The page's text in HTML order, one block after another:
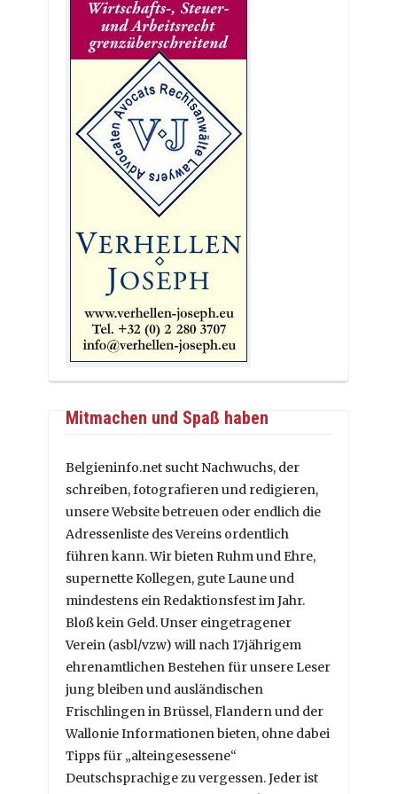
Mitmachen und Spaß haben
Belgieninfo.net sucht Nachwuchs, der
schreiben, fotografieren und redigieren,
unsere Website betreuen oder endlich die
Adressenliste des Vereins ordentlich
führen kann. Wir bieten Ruhm und Ehre,
supernette Kollegen, gute Laune und
mindestens ein Redaktionsfest im Jahr.
Bloß kein Geld. Unser eingetragener
Verein (asbl/vzw) will nach 17jährigem
ehrenamtlichen Bestehen für unsere Leser
jung bleiben und ausländischen
Frischlingen in Brüssel, Flandern und der
Wallonie Informationen bieten, ohne dabei
Tipps für „alteingesessene“
Deutschsprachige zu vergessen. Jeder ist